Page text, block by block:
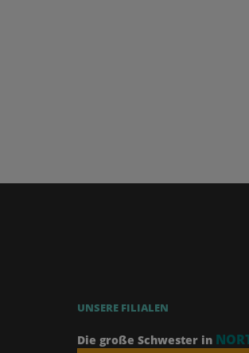
UNSERE FILIALEN
Die große Schwester in